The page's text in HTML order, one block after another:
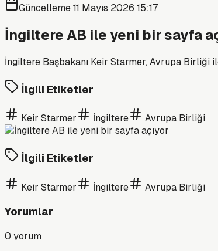
Güncelleme11 Mayıs 2026 15:17
İngiltere AB ile yeni bir sayfa
İngiltere Başbakanı Keir Starmer, Avrupa
İlgili Etiketler
Keir Starmer İngiltere Avrupa Birliği
İlgili Etiketler
Keir Starmer İngiltere Avrupa Birliği
Yorumlar
0 yorum